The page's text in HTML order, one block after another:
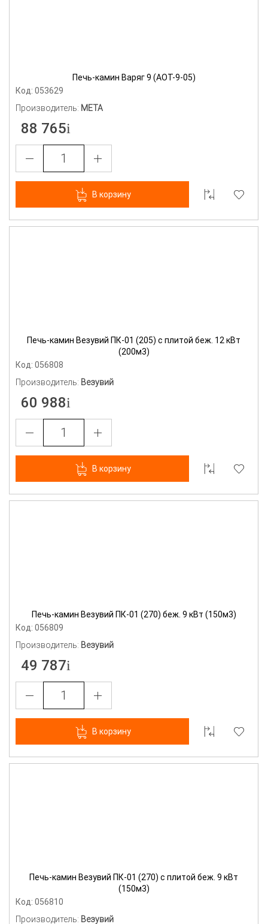
Печь-камин Варяг 9 (АОТ-9-05)
Код: 053629
Производитель: МЕТА
88 765
В корзину
Печь-камин Везувий ПК-01 (205) с плитой беж. 12 кВт
(200м3)
Код: 056808
Производитель: Везувий
60 988
В корзину
Печь-камин Везувий ПК-01 (270) беж. 9 кВт (150м3)
Код: 056809
Производитель: Везувий
49 787
В корзину
Печь-камин Везувий ПК-01 (270) с плитой беж. 9 кВт
(150м3)
Код: 056810
Производитель: Везувий